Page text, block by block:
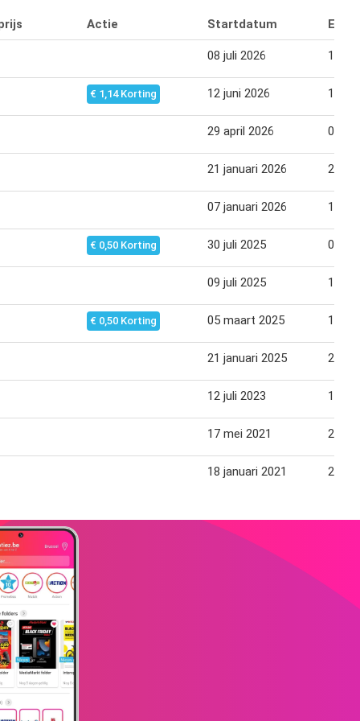
Actie Startdatum
08 juli 2026 11
€ 1,14 Korting 12 juni 2026 13
29 april 2026 02
21 januari 2026 27
07 januari 2026 13
€ 0,50 Korting 30 juli 2025 05
09 juli 2025 15
€ 0,50 Korting 05 maart 2025 11
21 januari 2025 28
12 juli 2023 18
17 mei 2021 22
18 januari 2021 23